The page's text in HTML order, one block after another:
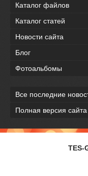
Каталог файлов
Каталог статей
Новости сайта
Блог
Фотоальбомы
Все последние
Полная версия сайта
TES-